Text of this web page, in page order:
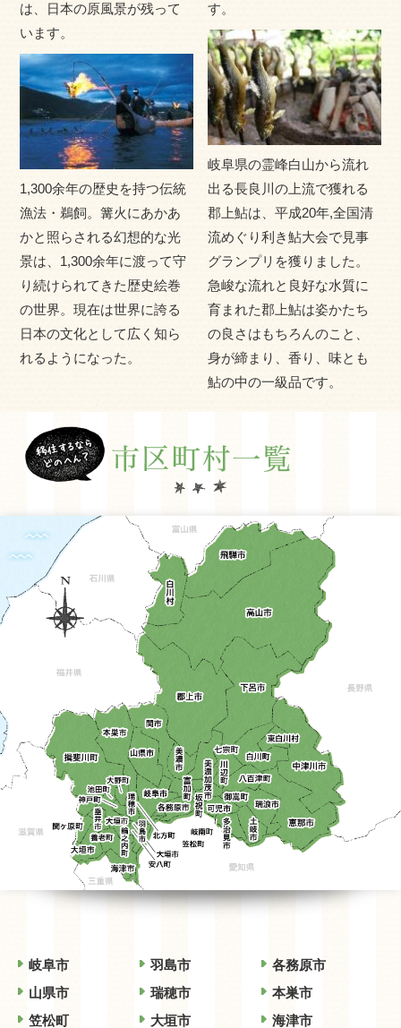
岐阜県は日本のほぼ真ん中にあり、その豊かな自然を称し
て「飛山濃水」（山の飛騨、水の美濃）といわれてきまし
た。北部の飛騨地域には、標高3000mを超える山々が連な
り、南部の美濃地域には木曽三川が流れ、四季ごとに変化
に富んだ自然環境となっています。 また、個性豊かな温泉
に恵まれ、日本三名泉のひとつ下呂温泉をはじめ、多様な
天然温泉の宝庫なのです。 歴史的に見ても、古くより東西
交流の地として栄えてきた岐阜県は、今も趣のある 町並み
が残っています。世界遺産の白川郷、戦国時代の重要な舞
台となった関ヶ原、 中山道の宿場町など、各地で歴史を感
じさせる建物や伝統に触れることができます。
は、日本の原風景が残って
います。
1,300余年の歴史を持つ伝統
漁法・鵜飼。篝火にあかあ
かと照らされる幻想的な光
景は、1,300余年に渡って守
り続けられてきた歴史絵巻
の世界。現在は世界に誇る
日本の文化として広く知ら
れるようになった。
す。
岐阜県の霊峰白山から流れ
出る長良川の上流で獲れる
郡上鮎は、平成20年,全国清
流めぐり利き鮎大会で見事
グランプリを獲りました。
急峻な流れと良好な水質に
育まれた郡上鮎は姿かたち
の良さはもちろんのこと、
身が締まり、香り、味とも
鮎の中の一級品です。
岐阜市 羽島市
各務原市
山県市
瑞穂市
本巣市
笠松町
大垣市 海津市